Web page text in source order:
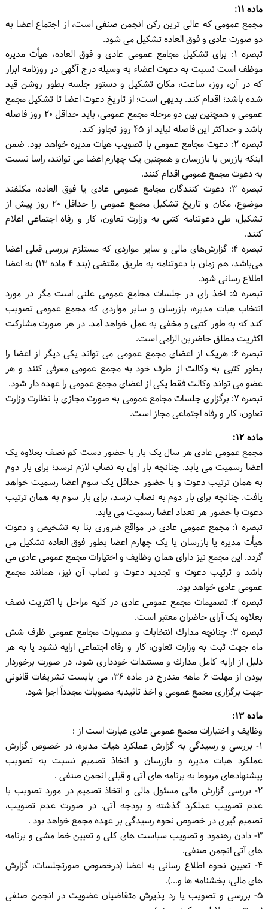
ماده ۱۱:
مجمع عمومی که عالی ترین رکن انجمن صنفی است، از اجتماع اعضا به
دو صورت عادی و فوق العاده تشکیل می شود.
تبصره ۱: برای تشکیل مجامع عمومی عادی و فوق العاده، هیأت مدیره
موظف است نسبت به دعوت اعضاء به وسیله درج آگهی در روزنامه ابرار
که در آن، روز، ساعت، مکان تشکیل و دستور جلسه بطور روشن قید
شده باشد؛ اقدام کند. بدیهی است؛ از تاریخ دعوت اعضا تا تشکیل مجمع
عمومی و همچنین بین دو مرحله مجمع عمومی، باید حداقل ۲۰ روز فاصله
باشد و حداکثر این فاصله نباید از ۴۵ روز تجاوز کند.
تبصره ۲: دعوت مجامع عمومی با تصویب هیات مدیره خواهد بود. ضمن
اینکه بازرس یا بازرسان و همچنین یک چهارم اعضا می توانند، راسا نسبت
به دعوت مجمع عمومی اقدام کنند.
تبصره ۳: دعوت کنندگان مجامع عمومی عادی یا فوق العاده، مکلفند
موضوع، مکان و تاریخ تشکیل مجمع عمومی را حداقل ۲۰ روز پیش از
تشکیل، طی دعوتنامه کتبی به وزارت تعاون، کار و رفاه اجتماعی اعلام
کنند.
تبصره ۴: گزارش‌های مالی و سایر مواردی که مستلزم بررسی قبلی اعضا
می‌باشد، هم زمان با دعوتنامه به طریق مقتضی (بند ۴ ماده ۱۳) به اعضا
اطلاع رسانی شود.
تبصره ۵: اخذ رای در جلسات مجامع عمومی علنی است مگر در مورد
انتخاب هیات مدیره، بازرسان و سایر مواردی که مجمع عمومی تصویب
کند که به طور کتبی و مخفی به عمل خواهد آمد. در هر صورت مشارکت
اکثریت مطلق حاضرین الزامی است.
تبصره ۶: هریک از اعضای مجمع عمومی می تواند یکی دیگر از اعضا را
بطور کتبی به وکالت از طرف خود به مجمع عمومی معرفی کنند و هر
عضو می تواند وکالت فقط یکی از اعضای مجمع عمومی را عهده دار شود.
تبصره ۷: برگزاری جلسات مجامع عمومی به صورت مجازی با نظارت وزارت
تعاون، کار و رفاه اجتماعی مجاز است.
ماده ۱۲:
مجمع عمومی عادی هر سال یک بار با حضور دست کم نصف بعلاوه یک
اعضا رسمیت می یابد. چنانچه بار اول به نصاب لازم نرسد؛ برای بار دوم
به همان ترتیب دعوت و با حضور حداقل یک سوم اعضا رسمیت خواهد
یافت. چنانچه برای بار دوم به نصاب نرسد، برای بار سوم به همان ترتیب
دعوت با حضور هر تعداد اعضا رسمیت می یابد.
تبصره ۱: مجمع عمومی عادی در مواقع ضروری بنا به تشخیص و دعوت
هیأت مدیره یا بازرسان یا یک چهارم اعضا بطور فوق العاده تشکیل می
گردد. این مجمع نیز دارای همان وظایف و اختیارات مجمع عمومی عادی می
باشد و ترتیب دعوت و تجدید دعوت و نصاب آن نیز، همانند مجمع
عمومی عادی خواهد بود.
تبصره ۲: تصمیمات مجمع عمومی عادی در کلیه مراحل با اکثریت نصف
بعلاوه یک آرای حاضران معتبر است.
تبصره ۳: چنانچه مدارك انتخابات و مصوبات مجامع عمومی ظرف شش
ماه جهت ثبت به وزارت تعاون، کار و رفاه اجتماعی ارایه نشود یا به هر
دلیل از ارایه کامل مدارك و مستندات خودداری شود، در صورت برخوردار
بودن از مهلت ۶ ماهه مندرج در ماده ۳۶، می بایست تشریفات قانونی
جهت برگزاری مجمع عمومی و اخذ تائیدیه مصوبات مجدداً اجرا شود.
ماده ۱۳:
وظایف و اختیارات مجمع عمومی عادی عبارت است از :
۱- بررسی و رسیدگی به گزارش عملکرد هیات مدیره، در خصوص گزارش
عملکرد هیات مدیره و بازرسان و اتخاذ تصمیم نسبت به تصویب
پیشنهادهای مربوط به برنامه های آتی و قبلی انجمن صنفی .
۲- بررسی گزارش مالی مسئول مالی و اتخاذ تصمیم در مورد تصویب یا
عدم تصویب عملکرد گذشته و بودجه آتی. در صورت عدم تصویب،
تصمیم گیری در خصوص نحوه رسیدگی بر عهده مجمع خواهد بود .
۳- دادن رهنمود و تصویب سیاست های کلی و تعیین خط مشی و برنامه
های آتی انجمن صنفی.
۴- تعیین نحوه اطلاع رسانی به اعضا (درخصوص صورتجلسات، گزارش
های مالی، بخشنامه ها و...).
۵- بررسی و تصویب یا رد پذیرش متقاضیان عضویت در انجمن صنفی